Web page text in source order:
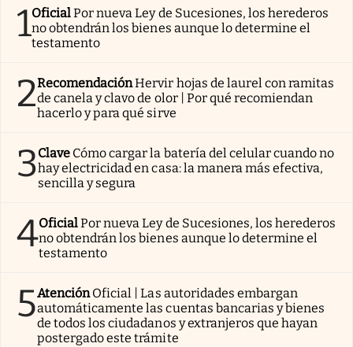
1OficialPor nueva Ley de Sucesiones, los herederos
no obtendrán los bienes aunque lo determine el
testamento
2RecomendaciónHervir hojas de laurel con ramitas
de canela y clavo de olor | Por qué recomiendan
hacerlo y para qué sirve
3Clave Cómo cargar la batería del celular cuando no
hay electricidad en casa: la manera más efectiva,
sencilla y segura
4OficialPor nueva Ley de Sucesiones, los herederos
no obtendrán los bienes aunque lo determine el
testamento
5AtenciónOficial | Las autoridades embargan
automáticamente las cuentas bancarias y bienes
de todos los ciudadanos y extranjeros que hayan
postergado este trámite